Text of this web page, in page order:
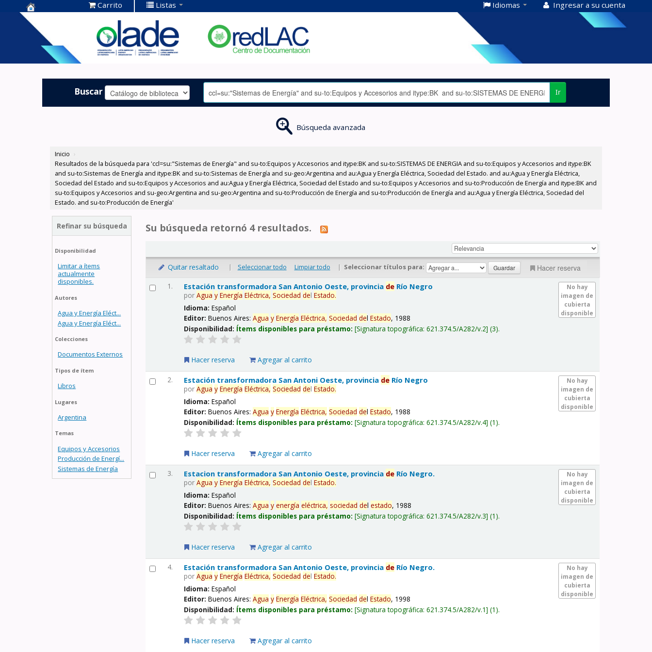
Centro de
Documentación
OLADE -
Carrito Listas Idiomas Ingresar a su cuenta
Buscar Ir
Búsqueda avanzada
Inicio ›
Resultados de la búsqueda para 'ccl=su:"Sistemas de Energía" and su-to:Equipos y Accesorios and itype:BK and su-to:SISTEMAS DE ENERGIA and su-to:Equipos y Accesorios and itype:BK
and su-to:Sistemas de Energía and itype:BK and su-to:Sistemas de Energía and su-geo:Argentina and au:Agua y Energía Eléctrica, Sociedad del Estado. and au:Agua y Energía Eléctrica,
Sociedad del Estado and su-to:Equipos y Accesorios and au:Agua y Energía Eléctrica, Sociedad del Estado and su-to:Equipos y Accesorios and su-to:Producción de Energía and itype:BK and
su-to:Equipos y Accesorios and su-geo:Argentina and su-geo:Argentina and su-to:Producción de Energía and su-to:Producción de Energía and au:Agua y Energía Eléctrica, Sociedad del
Estado. and su-to:Producción de Energía'
Refinar su búsqueda
Disponibilidad
Limitar a ítems
actualmente
disponibles.
Autores
Agua y Energía Eléct...
Agua y Energía Eléct...
Colecciones
Documentos Externos
Tipos de ítem
Libros
Lugares
Argentina
Temas
Equipos y Accesorios
Producción de Energí...
Sistemas de Energía
Su búsqueda retornó 4 resultados.
Quitar resaltado | Seleccionar todo Limpiar todo | Seleccionar títulos para: Hacer reserva
1.
No hay
imagen de
cubierta
disponible
Estación transformadora San Antonio Oeste, provincia de Río Negro
porAgua y Energía Eléctrica, Sociedad delEstado.
Idioma:Español
Editor:Buenos Aires:Agua y Energía Eléctrica, Sociedad delEstado, 1988
Disponibilidad: Ítems disponibles para préstamo: Signatura topográfica:621.374.5/A282/v.2 (3).
Hacer reserva Agregar al carrito
2.
No hay
imagen de
cubierta
disponible
Estación transformadora San Antoni Oeste, provincia de Río Negro
porAgua y Energía Eléctrica, Sociedad delEstado.
Idioma:Español
Editor:Buenos Aires:Agua y Energía Eléctrica, Sociedad delEstado, 1988
Disponibilidad: Ítems disponibles para préstamo: Signatura topográfica:621.374.5/A282/v.4 (1).
Hacer reserva Agregar al carrito
3.
No hay
imagen de
cubierta
disponible
Estacion transformadora San Antonio Oeste, provincia de Río Negro.
porAgua y Energía Eléctrica, Sociedad delEstado.
Idioma:Español
Editor:Buenos Aires:Agua y energía eléctrica, sociedad delestado, 1988
Disponibilidad: Ítems disponibles para préstamo: Signatura topográfica:621.374.5/A282/v.3 (1).
Hacer reserva Agregar al carrito
4.
No hay
imagen de
cubierta
disponible
Estación transformadora San Antonio Oeste, provincia de Río Negro.
porAgua y Energía Eléctrica, Sociedad delEstado.
Idioma:Español
Editor:Buenos Aires:Agua y Energía Eléctrica, Sociedad delEstado, 1998
Disponibilidad: Ítems disponibles para préstamo: Signatura topográfica:621.374.5/A282/v.1 (1).
Hacer reserva Agregar al carrito